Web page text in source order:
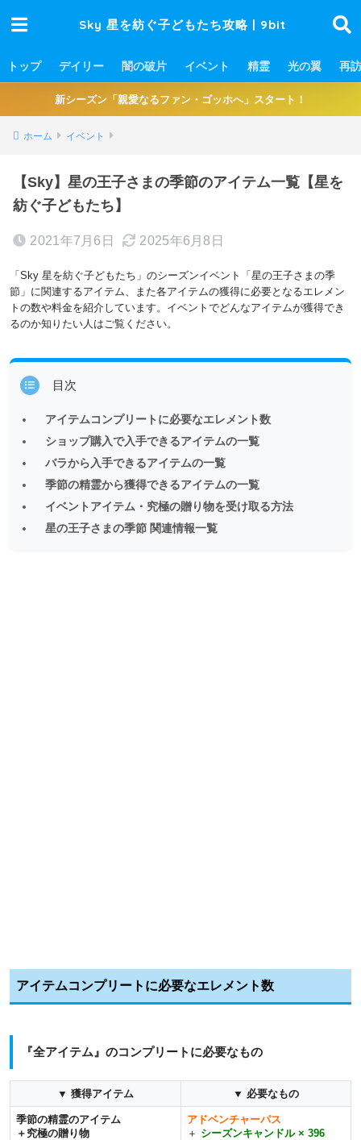
Sky 星を紡ぐ子どもたち攻略 | 9bit
トップ デイリー 闇の破片 イベント 精霊 光の翼 再訪
新シーズン「親愛なるファン・ゴッホへ」スタート！
ホーム イベント
【Sky】星の王子さまの季節のアイテム一覧【星を
紡ぐ子どもたち】
2021年7月6日 2025年6月8日
「Sky 星を紡ぐ子どもたち」のシーズンイベント「星の王子さまの季
節」に関連するアイテム、また各アイテムの獲得に必要となるエレメン
トの数や料金を紹介しています。イベントでどんなアイテムが獲得でき
るのか知りたい人はご覧ください。
目次
アイテムコンプリートに必要なエレメント数
ショップ購入で入手できるアイテムの一覧
バラから入手できるアイテムの一覧
季節の精霊から獲得できるアイテムの一覧
イベントアイテム・究極の贈り物を受け取る方法
星の王子さまの季節 関連情報一覧
アイテムコンプリートに必要なエレメント数
『全アイテム』のコンプリートに必要なもの
▼ 獲得アイテム ▼ 必要なもの
季節の精霊のアイテム
＋究極の贈り物
アドベンチャーパス
＋ シーズンキャンドル × 396